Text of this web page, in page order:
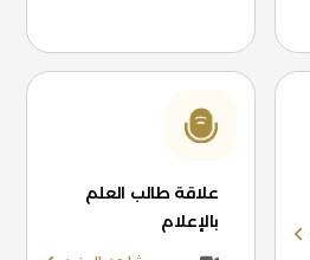
علاقة طالب العلم
بالإعلام